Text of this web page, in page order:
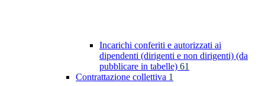
Incarichi conferiti e autorizzati ai
dipendenti (dirigenti e non dirigenti) (da
pubblicare in tabelle) 61
Contrattazione collettiva 1